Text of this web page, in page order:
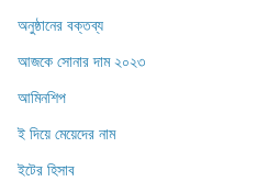
অনুষ্ঠানের বক্তব্য
আজকে সোনার দাম ২০২৩
আমিনশিপ
ই দিয়ে মেয়েদের নাম
ইটের হিসাব